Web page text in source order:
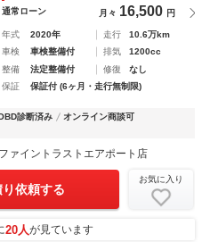
通常ローン 月々 16,500 円
年式 2020年 走行
10.6万km
車検
車検整備付 排気
1200cc
整備
法定整備付 修復
なし
保証
保証付 (6ヶ月・走行無制限)
診断済み
オンライン商談可
ァイントラストエアポート店
依頼する
お気に入り
20人が見ています